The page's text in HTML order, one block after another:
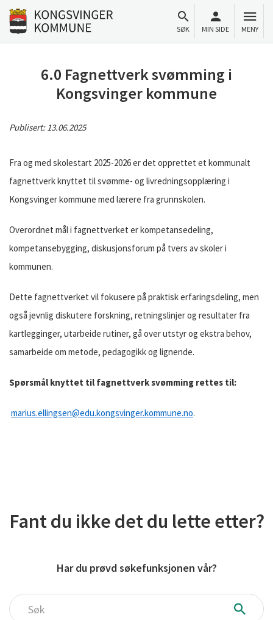
Til innhold
Gå til forsiden
SØK MIN SIDE MENY
6.0 Fagnettverk svømming i
Kongsvinger kommune
Publisert:13.06.2025
Fra og med skolestart 2025-2026 er det opprettet et kommunalt
fagnettverk knyttet til svømme- og livredningsopplæring i
Kongsvinger kommune med lærere fra grunnskolen.
Overordnet mål i fagnettverket er kompetansedeling,
kompetansebygging, diskusjonsforum på tvers av skoler i
kommunen.
Dette fagnettverket vil fokusere på praktisk erfaringsdeling, men
også jevnlig diskutere forskning, retningslinjer og resultater fra
kartlegginger, utarbeide rutiner, gå over utstyr og ekstra behov,
samarbeide om metode, pedagogikk og lignende.
Spørsmål knyttet til fagnettverk svømming rettes til:
marius.ellingsen@edu.kongsvinger.kommune.no.
Fant du ikke det du lette etter?
Har du prøvd søkefunksjonen vår?
Søk